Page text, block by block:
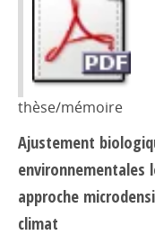
thèse/mémoire
Ajustement
environnementales
approche
climat